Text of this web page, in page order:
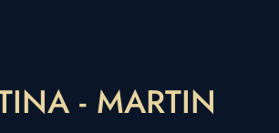
- MARTIN